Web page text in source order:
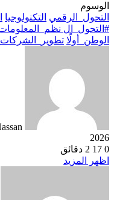
الوسوم
التحول_الرقمي التكنولوجيا
#التحول_ال
الوطن_أولًا تطوير_الشركات
2026
0
2 دقائق
اظهر المزيد